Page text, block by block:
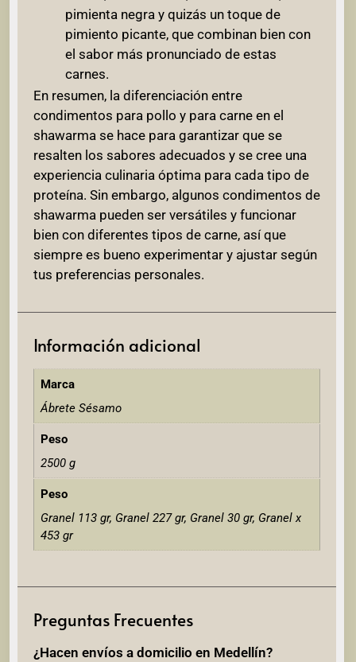
pimienta negra y quizás un toque de
pimiento picante, que combinan bien con
el sabor más pronunciado de estas
carnes.
En resumen, la diferenciación entre
condimentos para pollo y para carne en el
shawarma se hace para garantizar que se
resalten los sabores adecuados y se cree una
experiencia culinaria óptima para cada tipo de
proteína. Sin embargo, algunos condimentos de
shawarma pueden ser versátiles y funcionar
bien con diferentes tipos de carne, así que
siempre es bueno experimentar y ajustar según
tus preferencias personales.
Información adicional
Marca
Ábrete Sésamo
Peso
2500 g
Peso
Granel 113 gr, Granel 227 gr, Granel 30 gr, Granel x
453 gr
Preguntas Frecuentes
¿Hacen envíos a domicilio en Medellín?